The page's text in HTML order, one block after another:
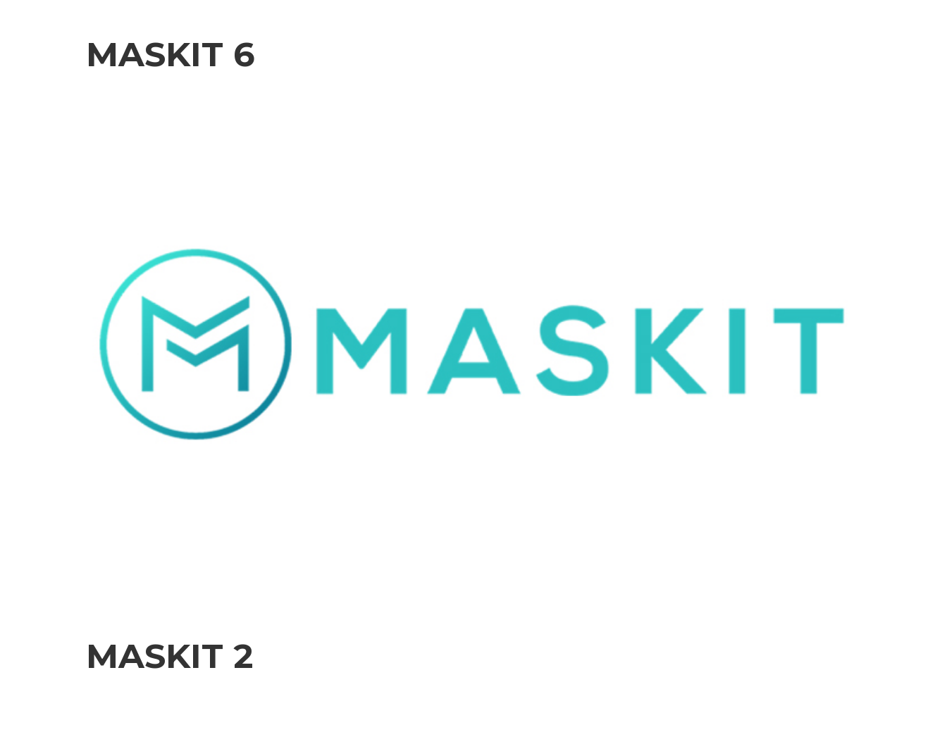
MASKIT 6
MASKIT 2